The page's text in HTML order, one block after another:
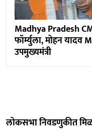
Madhya Pradesh
फॉर्म्युला, मोहन यादव
उपमुख्यमंत्री
लोकसभा निवडणुकीत